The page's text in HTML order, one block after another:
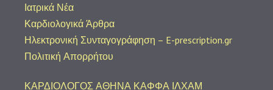
Ιατρικά Νέα
Καρδιολογικά Άρθρα
Ηλεκτρονική Συνταγογράφηση – E-prescription.gr
Πολιτική Απορρήτου
ΚΑΡΔΙΟΛΟΓΟΣ ΑΘΗΝΑ ΚΑΦΦΑ ΙΛΧΑΜ